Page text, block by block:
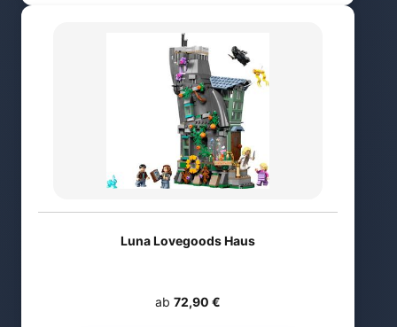
Luna Lovegoods Haus
ab 72,90 €